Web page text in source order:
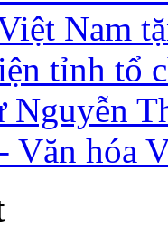
Nam
tỉnh tổ
Nguyễn
Văn hóa